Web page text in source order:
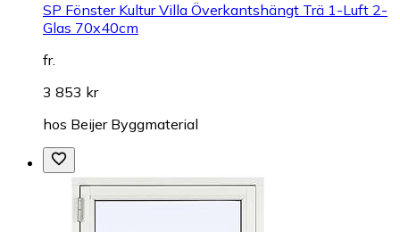
SP Fönster Kultur Villa Överkantshängt Trä 1-Luft 2-
Glas 70x40cm
fr.
3 853 kr
hos Beijer Byggmaterial